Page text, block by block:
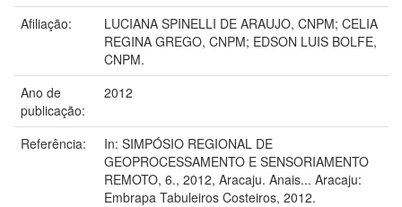
Afiliação:
LUCIANA SPINELLI DE ARAUJO, CNPM; CELIA
REGINA GREGO, CNPM; EDSON LUIS BOLFE,
CNPM.
Ano de
publicação:
2012
Referência:
In: SIMPÓSIO REGIONAL DE
GEOPROCESSAMENTO E SENSORIAMENTO
REMOTO, 6., 2012, Aracaju. Anais... Aracaju:
Embrapa Tabuleiros Costeiros, 2012.